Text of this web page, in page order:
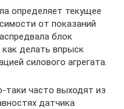
определяет текущее
от показаний
блок
делать впрыск
силового агрегата.
таки часто выходят из
датчика